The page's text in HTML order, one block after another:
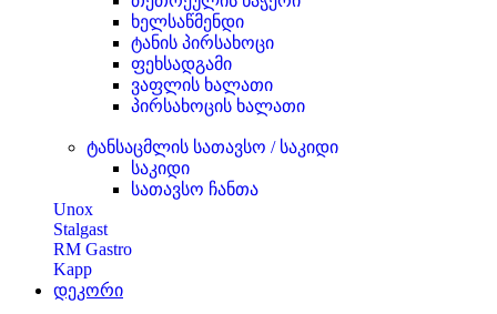
ხელსაწმენდი
ტანის პირსახოცი
ფეხსადგამი
ვაფლის ხალათი
პირსახოცის ხალათი
ტანსაცმლის სათავსო / საკიდი
საკიდი
სათავსო ჩანთა
Unox
Stalgast
RM Gastro
Kapp
დეკორი